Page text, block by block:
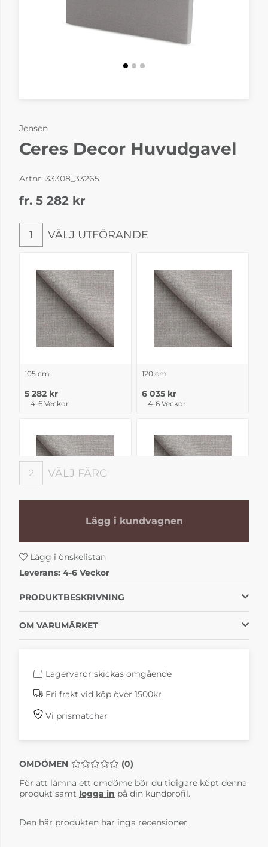
Jensen
Ceres Decor Huvudgavel
Artnr: 33308_33265
fr. 5 282 kr
Välj utförande
1 VÄLJ UTFÖRANDE
105 cm
5 282 kr
4-6 Veckor
120 cm
6 035 kr
4-6 Veckor
7 544 kr
4-6 Veckor
Välj Färg
2 VÄLJ FÄRG
Lägg i kundvagnen
Lägg i önskelistan
Leverans: 4-6 Veckor
PRODUKTBESKRIVNING
OM VARUMÄRKET
Lagervaror skickas omgående
Fri frakt vid köp över 1500kr
Vi prismatchar
OMDÖMEN MEDELBETYG 0 AV 5 ANTAL BETYG 0
(0)
För att lämna ett omdöme bör du tidigare köpt denna
produkt samt logga in på din kundprofil.
Den här produkten har inga recensioner.